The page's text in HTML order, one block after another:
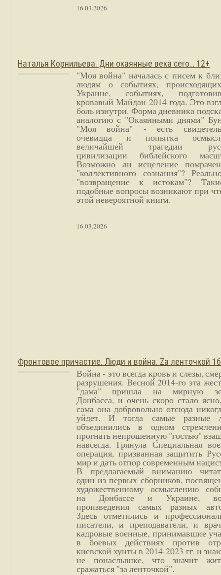
16.03.2026
Наталья Корнильева. Дни окаянные века сего… 12+
"Моя война" началась с писем к
людям о событиях,
Украине, событиях,
кровавый Майдан 2014 года. Это
боль изнутри. Форма дневника
аналогию с "Окаянными днями"
"Моя война" - есть
очевидца и попытка
величайшей трагедии
цивилизации библейского
Возможно ли исцеление
"коллективного сознания"?
"возвращение к истокам"?
подобные вопросы возникают при
этой невероятной книги.
16.03.2026
Фронтовое причастие. Люди и война. Zа ленточкой
Война - это всегда кровь и слезы,
разрушения. Весной 2014-го эта
"дама" пришла на мирную
Донбасса, и очень скоро стало
сама она добровольно отсюда
уйдет. И тогда самые разные
объединились в одном
прогнать непрошенную "гостью"
навсегда. Грянула Специальная
операция, призванная защитить
мир и дать отпор современным
В предлагаемый вниманию
один из первых сборников,
художественному осмыслению
на Донбассе и Украине,
произведения самых разных
Здесь отметились и
писатели, и преподаватели, и
кадровые военные, принимавшие
в боевых действиях против
киевской хунты в 2014-2023 гг. и
не понаслышке, что значит
сражаться "за ленточкой".